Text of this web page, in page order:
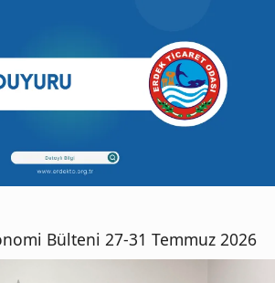
Bülteni 27-31 Temmuz 2026